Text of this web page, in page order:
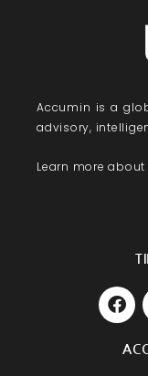
Accumin is a
advisory,
Learn more
F
a
e